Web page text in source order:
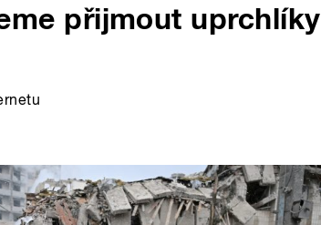
přijmout uprchlíky